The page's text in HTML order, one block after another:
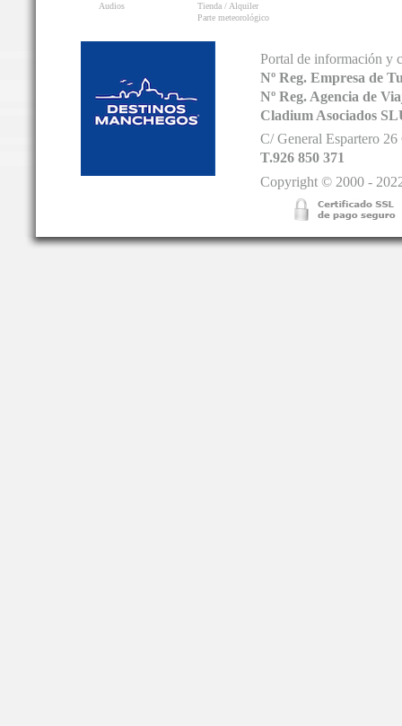
Audios
Tienda / Alquiler
Parte meteorológico
Portal de información y
Nº Reg. Empresa de
Nº Reg. Agencia de
Cladium Asociados
C/ General Espartero
T.926 850 371
Copyright © 2000 -